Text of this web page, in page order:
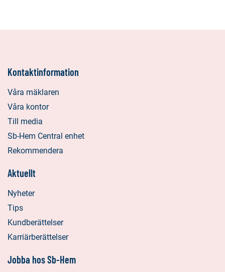
Kontaktinformation
Våra mäklaren
Våra kontor
Till media
Sb-Hem Central enhet
Rekommendera
Aktuellt
Nyheter
Tips
Kundberättelser
Karriärberättelser
Jobba hos Sb-Hem